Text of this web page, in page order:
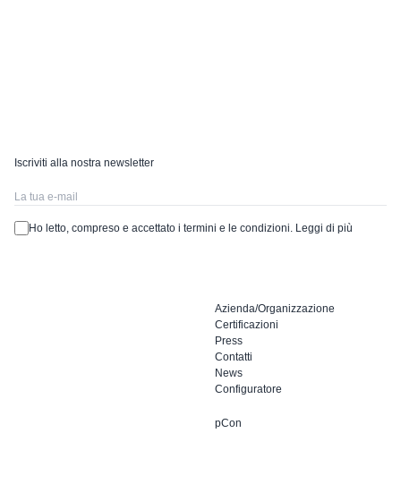
Azienda/Organizzazione
Certificazioni
Press
Contatti
News
Configuratore
pCon
Iscriviti alla nostra newsletter
Ho letto, compreso e accettato i termini e le condizioni. Leggi di più